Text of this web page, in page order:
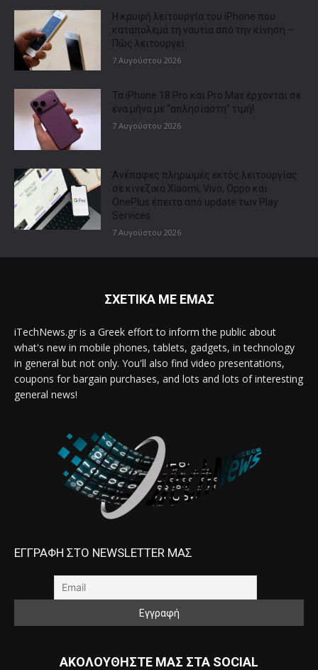
Η κρυφή λειτουργία του iPhone που
καταπολεμά τη ναυτία από την κίνηση –
Πώς λειτουργεί
7 Αυγούστου 2026
Τα iPhone 18 Pro και Pro Max έρχονται σε
ένα μήνα με “απλησίαστη” τιμή!
7 Αυγούστου 2026
Ανέπαφες πληρωμές εκτός λειτουργίας
σε κινεζικά Xiaomi, Vivo, Oppo και
OnePlus έπειτα από update των Play
Services
7 Αυγούστου 2026
ΣΧΕΤΙΚΑ ΜΕ ΕΜΑΣ
iTechNews.gr is a Greek effort to inform the public about
what's new in mobile phones, tablets, gadgets, in technology
in general but not only. You'll also find video presentations,
coupons for bargain purchases, and lots and lots of interesting
general news!
ΕΓΓΡΑΦΗ ΣΤΟ NEWSLETTER ΜΑΣ
ΑΚΟΛΟΥΘΗΣΤΕ ΜΑΣ ΣΤΑ SOCIAL